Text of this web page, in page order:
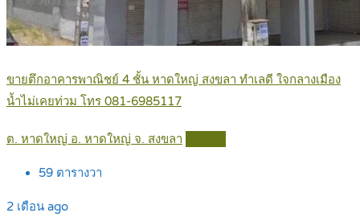
ขายตึกอาคารพาณิชย์ 4 ชั้น หาดใหญ่ สงขลา ทำเลดี ใจกลางเมือง
น้ำไม่เคยท่วม โทร 081-6985117
ต. หาดใหญ่ อ. หาดใหญ่ จ. สงขลา
59 ตารางวา
2 เดือน ago